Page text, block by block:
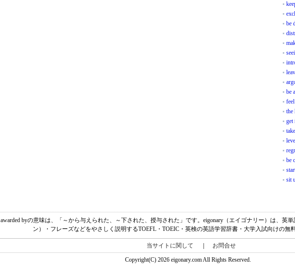
be
be
the
get
be
sit
awarded byの意味は、「～から与えられた、～下された、授与された」です。eigonary（エイゴナリー）は、英
ン）・フレーズなどをやさしく説明するTOEFL・TOEIC・英検の英語学習辞書・大学入試向けの無
当サイトに関して お問合せ
Copyright(C) 2026 eigonary.com All Rights Reserved.